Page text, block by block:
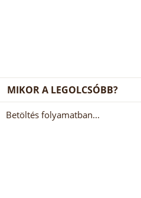
MIKOR A LEGOLCSÓBB?
Betöltés folyamatban...